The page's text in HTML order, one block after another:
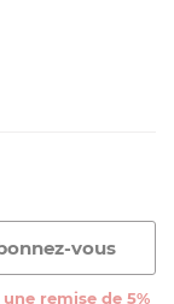
une remise de 5%